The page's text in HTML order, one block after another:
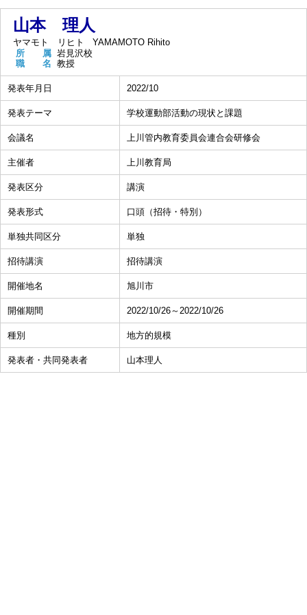
山本 理人
ヤマモト リヒト
YAMAMOTO Rihito
所 属 岩見沢校
職 名 教授
発表年月日 2022/10
発表テーマ 学校運動部活動の現状と課題
会議名 上川管内教育委員会連合会研修会
主催者 上川教育局
発表区分 講演
発表形式 口頭（招待・特別）
単独共同区分 単独
招待講演 招待講演
開催地名 旭川市
開催期間 2022/10/26～2022/10/26
種別 地方的規模
発表者・共同発表者 山本理人